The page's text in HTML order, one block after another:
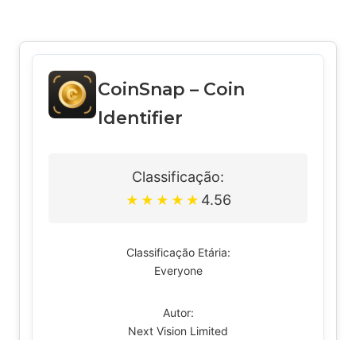
CoinSnap – Coin
Identifier
Classificação:
★ ★ ★ ★ ★ 4.56
Classificação Etária:
Everyone
Autor:
Next Vision Limited